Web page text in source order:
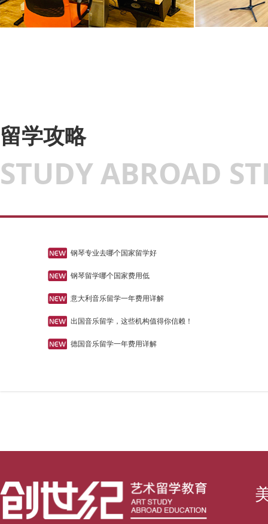
留学攻略
STUDY ABROAD
钢琴专业去哪个国家留学好
钢琴留学哪个国家费用低
意大利音乐留学一年费用详解
出国音乐留学，这些机构值得你信赖！
德国音乐留学一年费用详解